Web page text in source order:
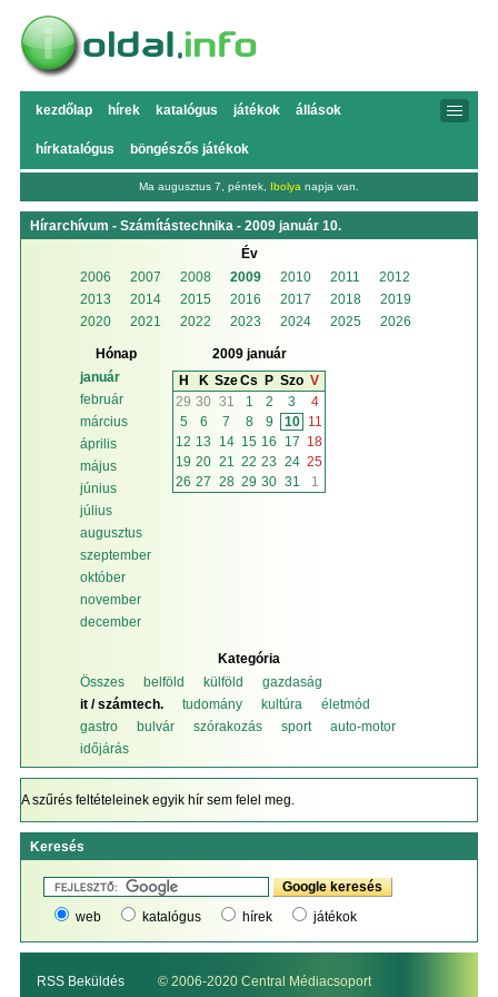
kezdőlap hírek katalógus játékok állások
hírkatalógus böngészős játékok
Ma augusztus 7, péntek, Ibolya napja van.
Hírarchívum - Számítástechnika - 2009 január 10.
Év
2006
2007 2008 2009 2010 2011
2012
2013
2014 2015 2016 2017 2018
2019
2020
2021 2022 2023 2024 2025 2026
Hónap
január
február
március
április
május
június
július
augusztus
szeptember
október
november
december
2009 január
H
K SzeCs P Szo V
29 30 31 1 2 3
4
5
6 7 8 9 10
11
12 13 14 15 16 17 18
19 20 21 22 23 24 25
26 27 28 29 30 31 1
Kategória
Összes
belföld külföld
gazdaság
it / számtech.
tudomány kultúra
életmód
gastro
bulvár szórakozás sport
auto-motor
időjárás
A szűrés feltételeinek egyik hír sem felel meg.
Keresés
web katalógus hírek játékok
RSS Beküldés © 2006-2020 Central Médiacsoport